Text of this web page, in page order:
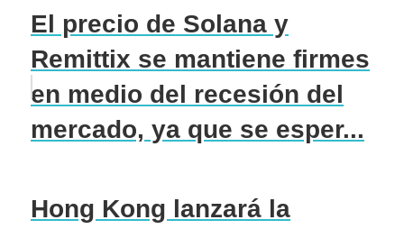
El precio de Solana y
Remittix se mantiene firmes
en medio del recesión del
mercado, ya que se esper...
Hong Kong lanzará la